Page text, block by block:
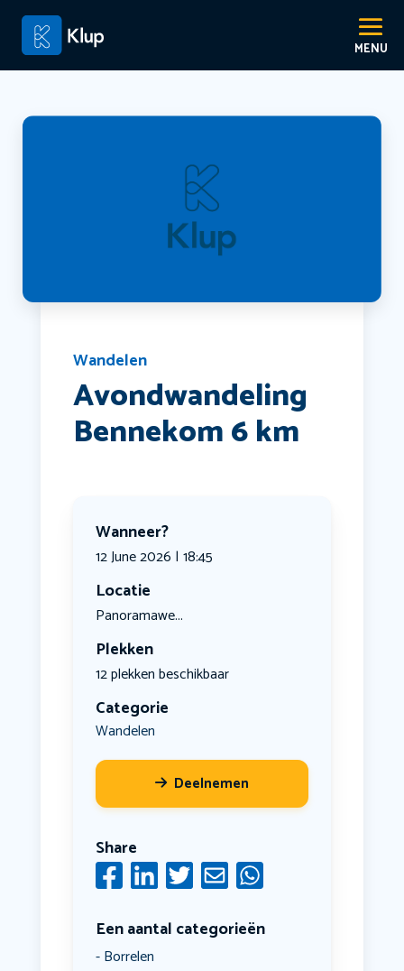
Wandelen
Avondwandeling
Bennekom 6 km
Wanneer?
12 June 2026 | 18:45
Locatie
Panoramawe...
Plekken
12 plekken beschikbaar
Categorie
Wandelen
Deelnemen
Share
Een aantal categorieën
Borrelen